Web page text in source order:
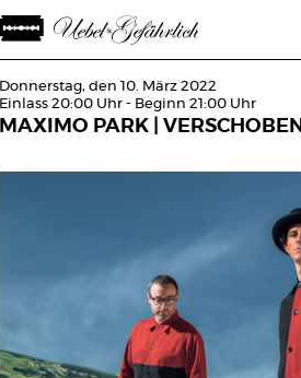
Donnerstag, den 10. März 2022
Einlass 20:00 Uhr - Beginn 21:00 Uhr
MAXIMO PARK | VERSCHOBEN